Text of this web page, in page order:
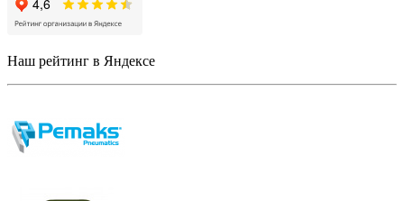
Наш рейтинг в Яндексе